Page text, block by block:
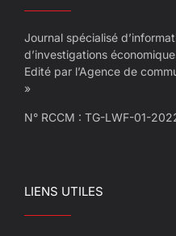
Journal spécialisé
d’investigations
Edité par l’Agence de
»
N° RCCM : TG-LWF-01-
LIENS UTILES